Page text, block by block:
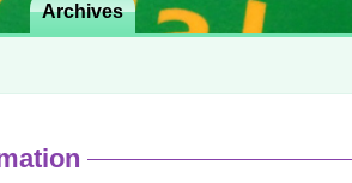
contenu
Archives